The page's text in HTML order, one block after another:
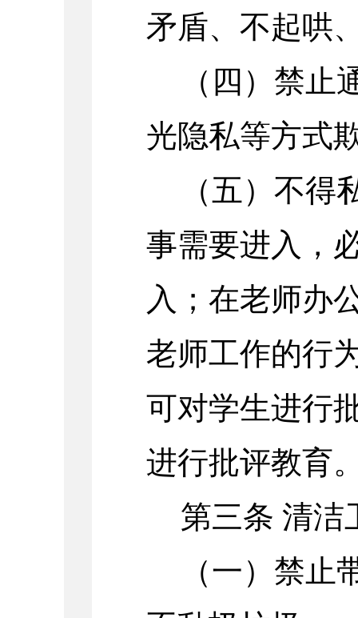
矛盾、不起哄
（四）禁
光隐私等方式
（五）不
事需要进入，
入；在老师办
老师工作的行
可对学生进行
进行批评教育
第三条 清洁
（一）禁